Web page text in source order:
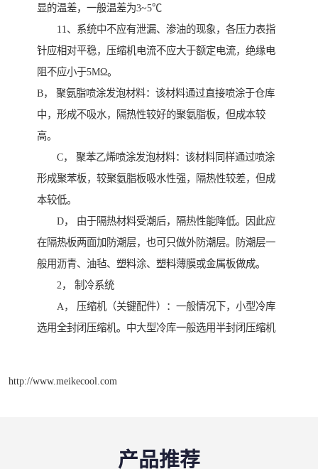
显的温差，一般温差为3~5℃
11、系统中不应有泄漏、渗油的现象，各压力表指
针应相对平稳，压缩机电流不应大于额定电流，绝缘电
阻不应小于5MΩ。
B， 聚氨脂喷涂发泡材料：该材料通过直接喷涂于仓库
中，形成不吸水，隔热性较好的聚氨脂板，但成本较
高。
C， 聚苯乙烯喷涂发泡材料：该材料同样通过喷涂
形成聚苯板，较聚氨脂板吸水性强，隔热性较差，但成
本较低。
D， 由于隔热材料受潮后，隔热性能降低。因此应
在隔热板两面加防潮层，也可只做外防潮层。防潮层一
般用沥青、油毡、塑料涂、塑料薄膜或金属板做成。
2， 制冷系统
A， 压缩机（关键配件）：一般情况下，小型冷库
选用全封闭压缩机。中大型冷库一般选用半封闭压缩机
http://www.meikecool.com
产品推荐